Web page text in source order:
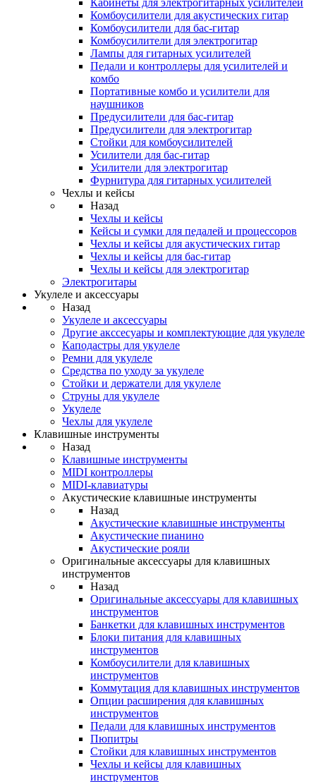
Кабинеты для электрогитарных усилителей
Комбоусилители для акустических гитар
Комбоусилители для бас-гитар
Комбоусилители для электрогитар
Лампы для гитарных усилителей
Педали и контроллеры для усилителей и
комбо
Портативные комбо и усилители для
наушников
Предусилители для бас-гитар
Предусилители для электрогитар
Стойки для комбоусилителей
Усилители для бас-гитар
Усилители для электрогитар
Фурнитура для гитарных усилителей
Чехлы и кейсы
Назад
Чехлы и кейсы
Кейсы и сумки для педалей и процессоров
Чехлы и кейсы для акустических гитар
Чехлы и кейсы для бас-гитар
Чехлы и кейсы для электрогитар
Электрогитары
Укулеле и аксессуары
Назад
Укулеле и аксессуары
Другие акссесуары и комплектующие для укулеле
Каподастры для укулеле
Ремни для укулеле
Средства по уходу за укулеле
Стойки и держатели для укулеле
Струны для укулеле
Укулеле
Чехлы для укулеле
Клавишные инструменты
Назад
Клавишные инструменты
MIDI контроллеры
MIDI-клавиатуры
Акустические клавишные инструменты
Назад
Акустические клавишные инструменты
Акустические пианино
Акустические рояли
Оригинальные аксессуары для клавишных
инструментов
Назад
Оригинальные аксессуары для клавишных
инструментов
Банкетки для клавишных инструментов
Блоки питания для клавишных
инструментов
Комбоусилители для клавишных
инструментов
Коммутация для клавишных инструментов
Опции расширения для клавишных
инструментов
Педали для клавишных инструментов
Пюпитры
Стойки для клавишных инструментов
Чехлы и кейсы для клавишных
инструментов